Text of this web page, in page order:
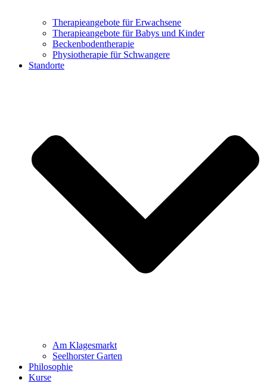
Therapieangebote für Erwachsene
Therapieangebote für Babys und Kinder
Beckenbodentherapie
Physiotherapie für Schwangere
Standorte
Am Klagesmarkt
Seelhorster Garten
Philosophie
Kurse